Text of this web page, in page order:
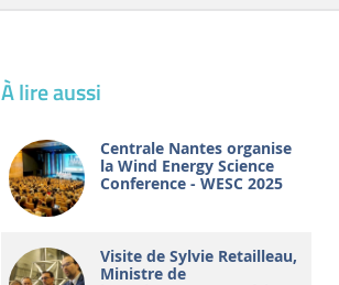
À lire aussi
Centrale Nantes organise
la Wind Energy Science
Conference - WESC 2025
Visite de Sylvie Retailleau,
Ministre de